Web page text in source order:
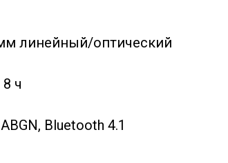
линейный/оптический
ч
Bluetooth 4.1